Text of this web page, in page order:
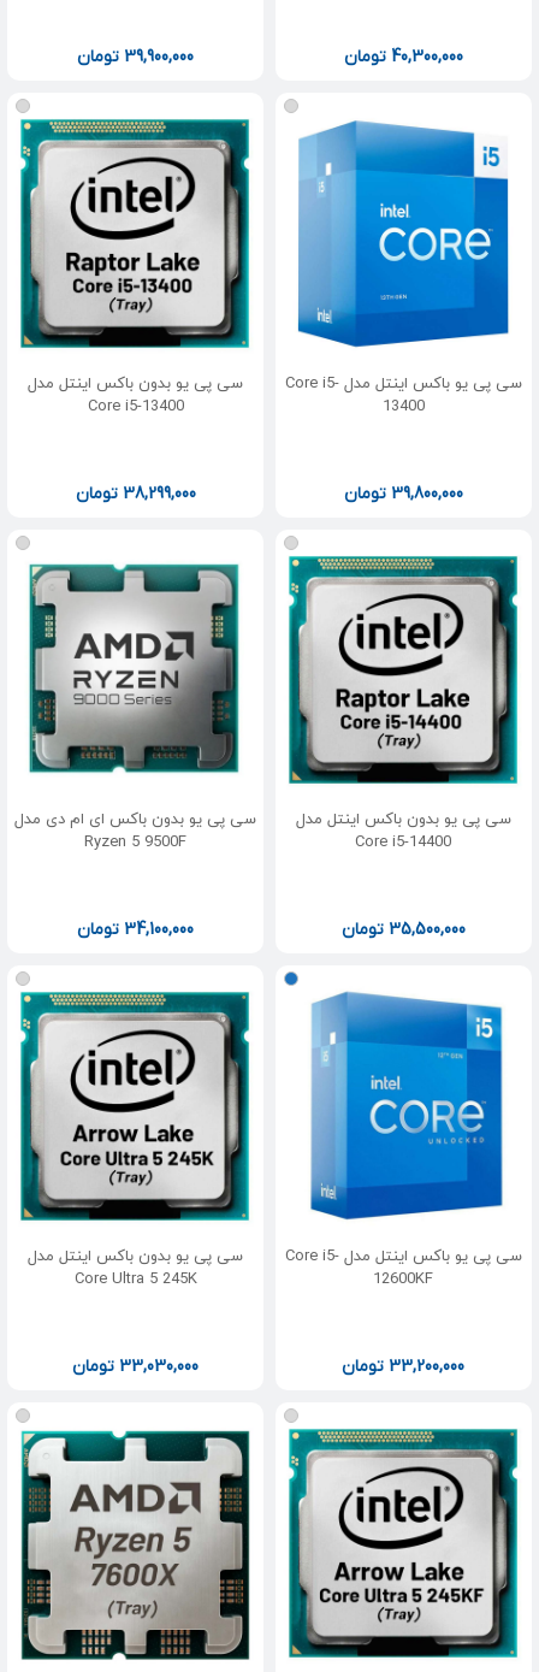
40,300,000 تومان 39,900,000 تومان
سی پی یو باکس اینتل مدل Core i5-
13400
39,800,000 تومان
سی پی یو بدون باکس اینتل مدل
Core i5-13400
38,299,000 تومان
سی پی یو بدون باکس اینتل مدل
Core i5-14400
35,500,000 تومان
سی پی یو بدون باکس ای ام دی مدل
Ryzen 5 9500F
34,100,000 تومان
سی پی یو باکس اینتل مدل Core i5-
12600KF
33,200,000 تومان
سی پی یو بدون باکس اینتل مدل
Core Ultra 5 245K
33,030,000 تومان